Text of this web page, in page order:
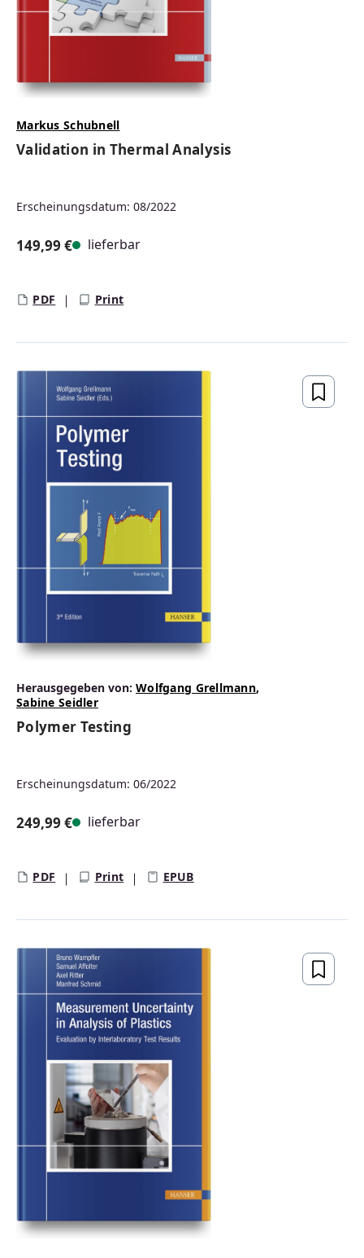
Markus Schubnell
Validation in Thermal Analysis
Erscheinungsdatum: 08/2022
149,99 € lieferbar
PDF Print
Herausgegeben von: Wolfgang Grellmann,
Sabine Seidler
Polymer Testing
Erscheinungsdatum: 06/2022
249,99 € lieferbar
PDF Print EPUB